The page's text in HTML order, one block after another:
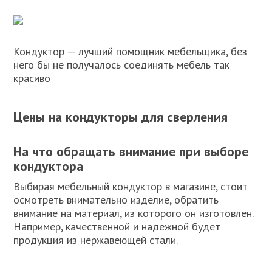
Кондуктор — лучший помощник мебельщика, без
него бы не получалось соединять мебель так
красиво
Цены на кондукторы для сверления
На что обращать внимание при выборе
кондуктора
Выбирая мебельный кондуктор в магазине, стоит
осмотреть внимательно изделие, обратить
внимание на материал, из которого он изготовлен.
Например, качественной и надежной будет
продукция из нержавеющей стали.